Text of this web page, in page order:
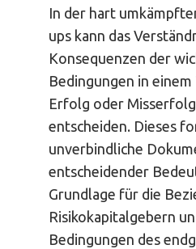
In der hart
ups kann das
Konsequenzen der
Bedingungen in
Erfolg oder
entscheiden. Dieses
unverbindliche
entscheidender
Grundlage für die
Risikokapitalgebern
Bedingungen des